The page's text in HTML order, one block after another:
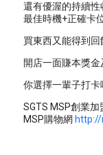
還有優渥的持續性
最佳時機+正確卡
買東西又能得到
開店一面賺本獎
你選擇一輩子打
SGTS MSP創業加
MSP購物網